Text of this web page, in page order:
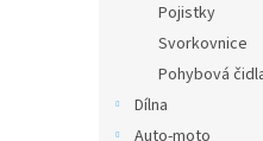
Pojistky
Svorkovnice
Pohybová
Dílna
Auto-moto